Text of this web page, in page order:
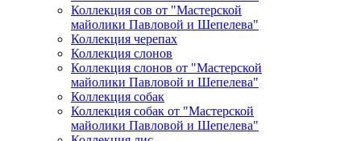
Коллекция сов от "Мастерской
майолики Павловой и Шепелева"
Коллекция черепах
Коллекция слонов
Коллекция слонов от "Мастерской
майолики Павловой и Шепелева"
Коллекция собак
Коллекция собак от "Мастерской
майолики Павловой и Шепелева"